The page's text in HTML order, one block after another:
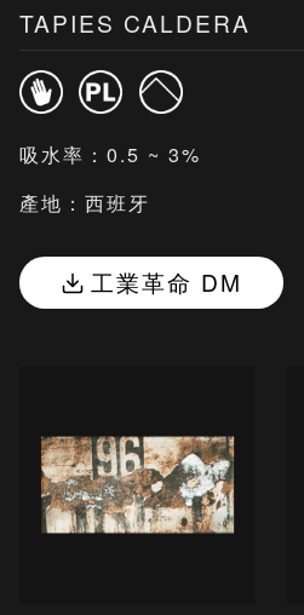
TAPIES CALDERA
吸水率：0.5 ~ 3%
產地：西班牙
工業革命 DM